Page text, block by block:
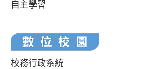
自主學習
校務行政系統